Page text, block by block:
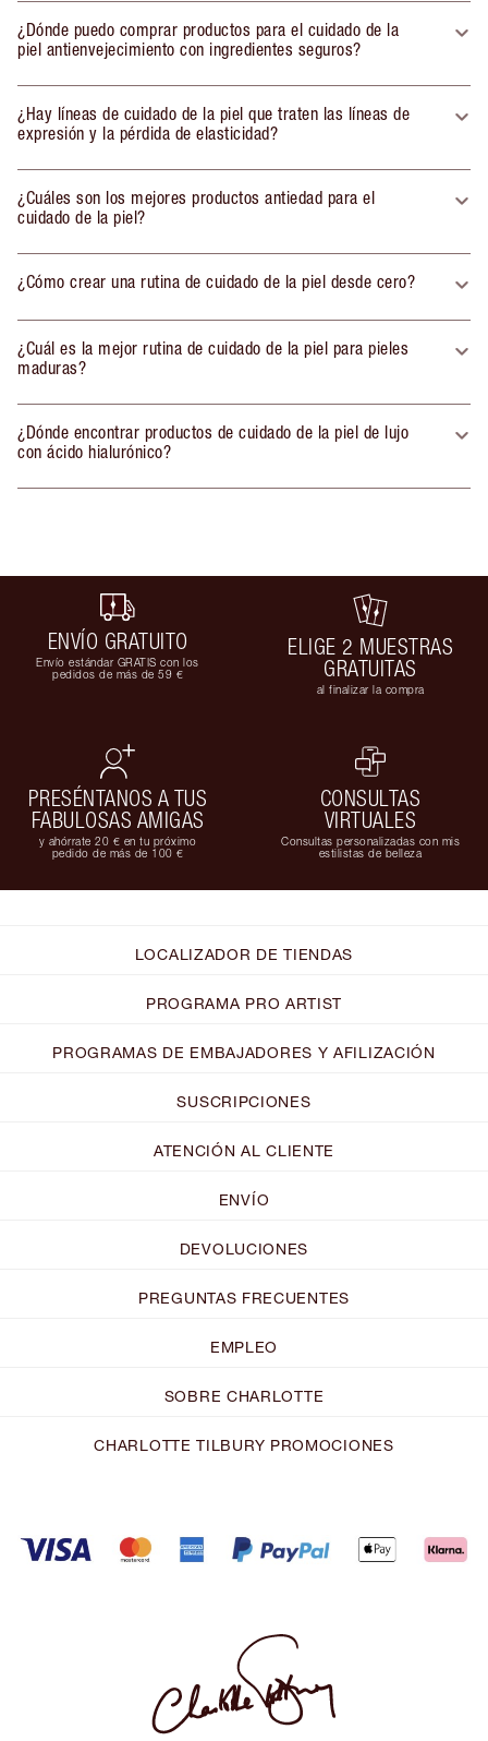
¿Dónde puedo comprar productos para el cuidado de la
piel antienvejecimiento con ingredientes seguros?
¿Hay líneas de cuidado de la piel que traten las líneas de
expresión y la pérdida de elasticidad?
¿Cuáles son los mejores productos antiedad para el
cuidado de la piel?
¿Cómo crear una rutina de cuidado de la piel desde cero?
¿Cuál es la mejor rutina de cuidado de la piel para pieles
maduras?
¿Dónde encontrar productos de cuidado de la piel de lujo
con ácido hialurónico?
ENVÍO GRATUITO
Envío estándar GRATIS con los
pedidos de más de 59 €
ELIGE 2 MUESTRAS
GRATUITAS
al finalizar la compra
PRESÉNTANOS A TUS
FABULOSAS AMIGAS
y ahórrate 20 € en tu próximo
pedido de más de 100 €
CONSULTAS
VIRTUALES
Consultas personalizadas con mis
estilistas de belleza
LOCALIZADOR DE TIENDAS
PROGRAMA PRO ARTIST
PROGRAMAS DE EMBAJADORES Y AFILIZACIÓN
SUSCRIPCIONES
ATENCIÓN AL CLIENTE
ENVÍO
DEVOLUCIONES
PREGUNTAS FRECUENTES
EMPLEO
SOBRE CHARLOTTE
CHARLOTTE TILBURY PROMOCIONES